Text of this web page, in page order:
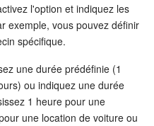
l'option et indiquez les
exemple, vous pouvez définir
spécifique.
une durée prédéfinie (1
ou indiquez une durée
1 heure pour une
une location de voiture ou